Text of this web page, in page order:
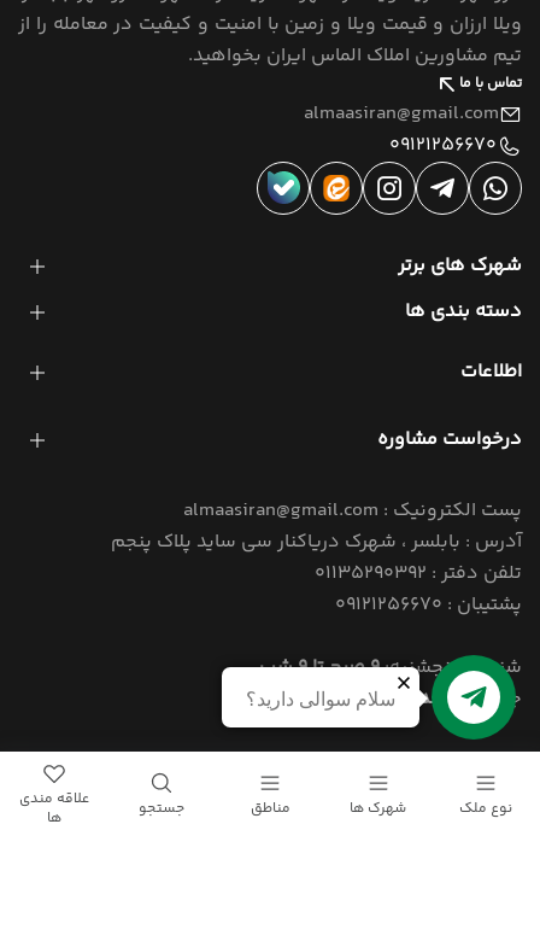
ویلا ارزان و قیمت ویلا و زمین با امنیت و کیفیت در معامله را از
تیم مشاورین املاک الماس ایران بخواهید.
تماس با ما
almaasiran@gmail.com
09121256670
شهرک های برتر
دسته بندی ها
اطلاعات
درخواست مشاوره
پست الکترونیک : almaasiran@gmail.com
آدرس : بابلسر ، شهرک دریاکنار سی ساید پلاک پنجم
تلفن دفتر : 01135290392
پشتیبان : 09121256670
شنبه تا پنجشنبه:9 صبح تا 9 شب
جمعه:4 بعد از ظهر تا 9 شب
Powered By Group
نوع ملک شهرک ها مناطق جستجو
علاقه مندی
ها
سلام سوالی دارید؟